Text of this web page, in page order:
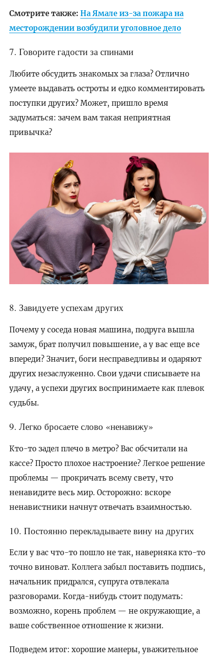
Смотрите также: На Ямале из-за пожара на
месторождении возбудили уголовное дело
7. Говорите гадости за спинами
Любите обсудить знакомых за глаза? Отлично
умеете выдавать остроты и едко комментировать
поступки других? Может, пришло время
задуматься: зачем вам такая неприятная
привычка?
8. Завидуете успехам других
Почему у соседа новая машина, подруга вышла
замуж, брат получил повышение, а у вас еще все
впереди? Значит, боги несправедливы и одаряют
других незаслуженно. Свои удачи списываете на
удачу, а успехи других воспринимаете как плевок
судьбы.
9. Легко бросаете слово «ненавижу»
Кто-то задел плечо в метро? Вас обсчитали на
кассе? Просто плохое настроение? Легкое решение
проблемы — прокричать всему свету, что
ненавидите весь мир. Осторожно: вскоре
ненавистники начнут отвечать взаимностью.
10. Постоянно перекладываете вину на других
Если у вас что-то пошло не так, наверняка кто-то
точно виноват. Коллега забыл поставить подпись,
начальник придрался, супруга отвлекала
разговорами. Когда-нибудь стоит подумать:
возможно, корень проблем — не окружающие, а
ваше собственное отношение к жизни.
Подведем итог: хорошие манеры, уважительное